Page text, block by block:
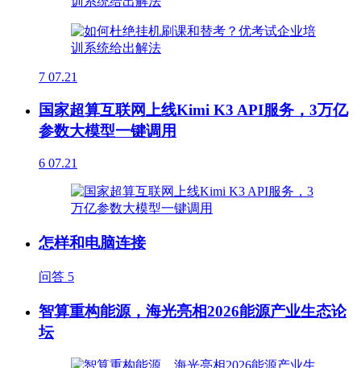
7 07.21
国家超算互联网上线Kimi K3 API服务，3万亿
参数大模型一键调用
6 07.21
怎样和电脑连接
问答 5
智算重构能源，海光亮相2026能源产业生态论
坛